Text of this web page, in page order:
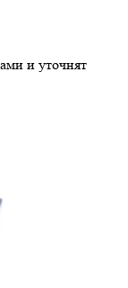
и уточнят